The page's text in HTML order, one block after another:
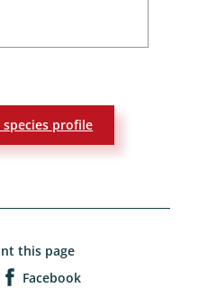
profile
this page
Facebook